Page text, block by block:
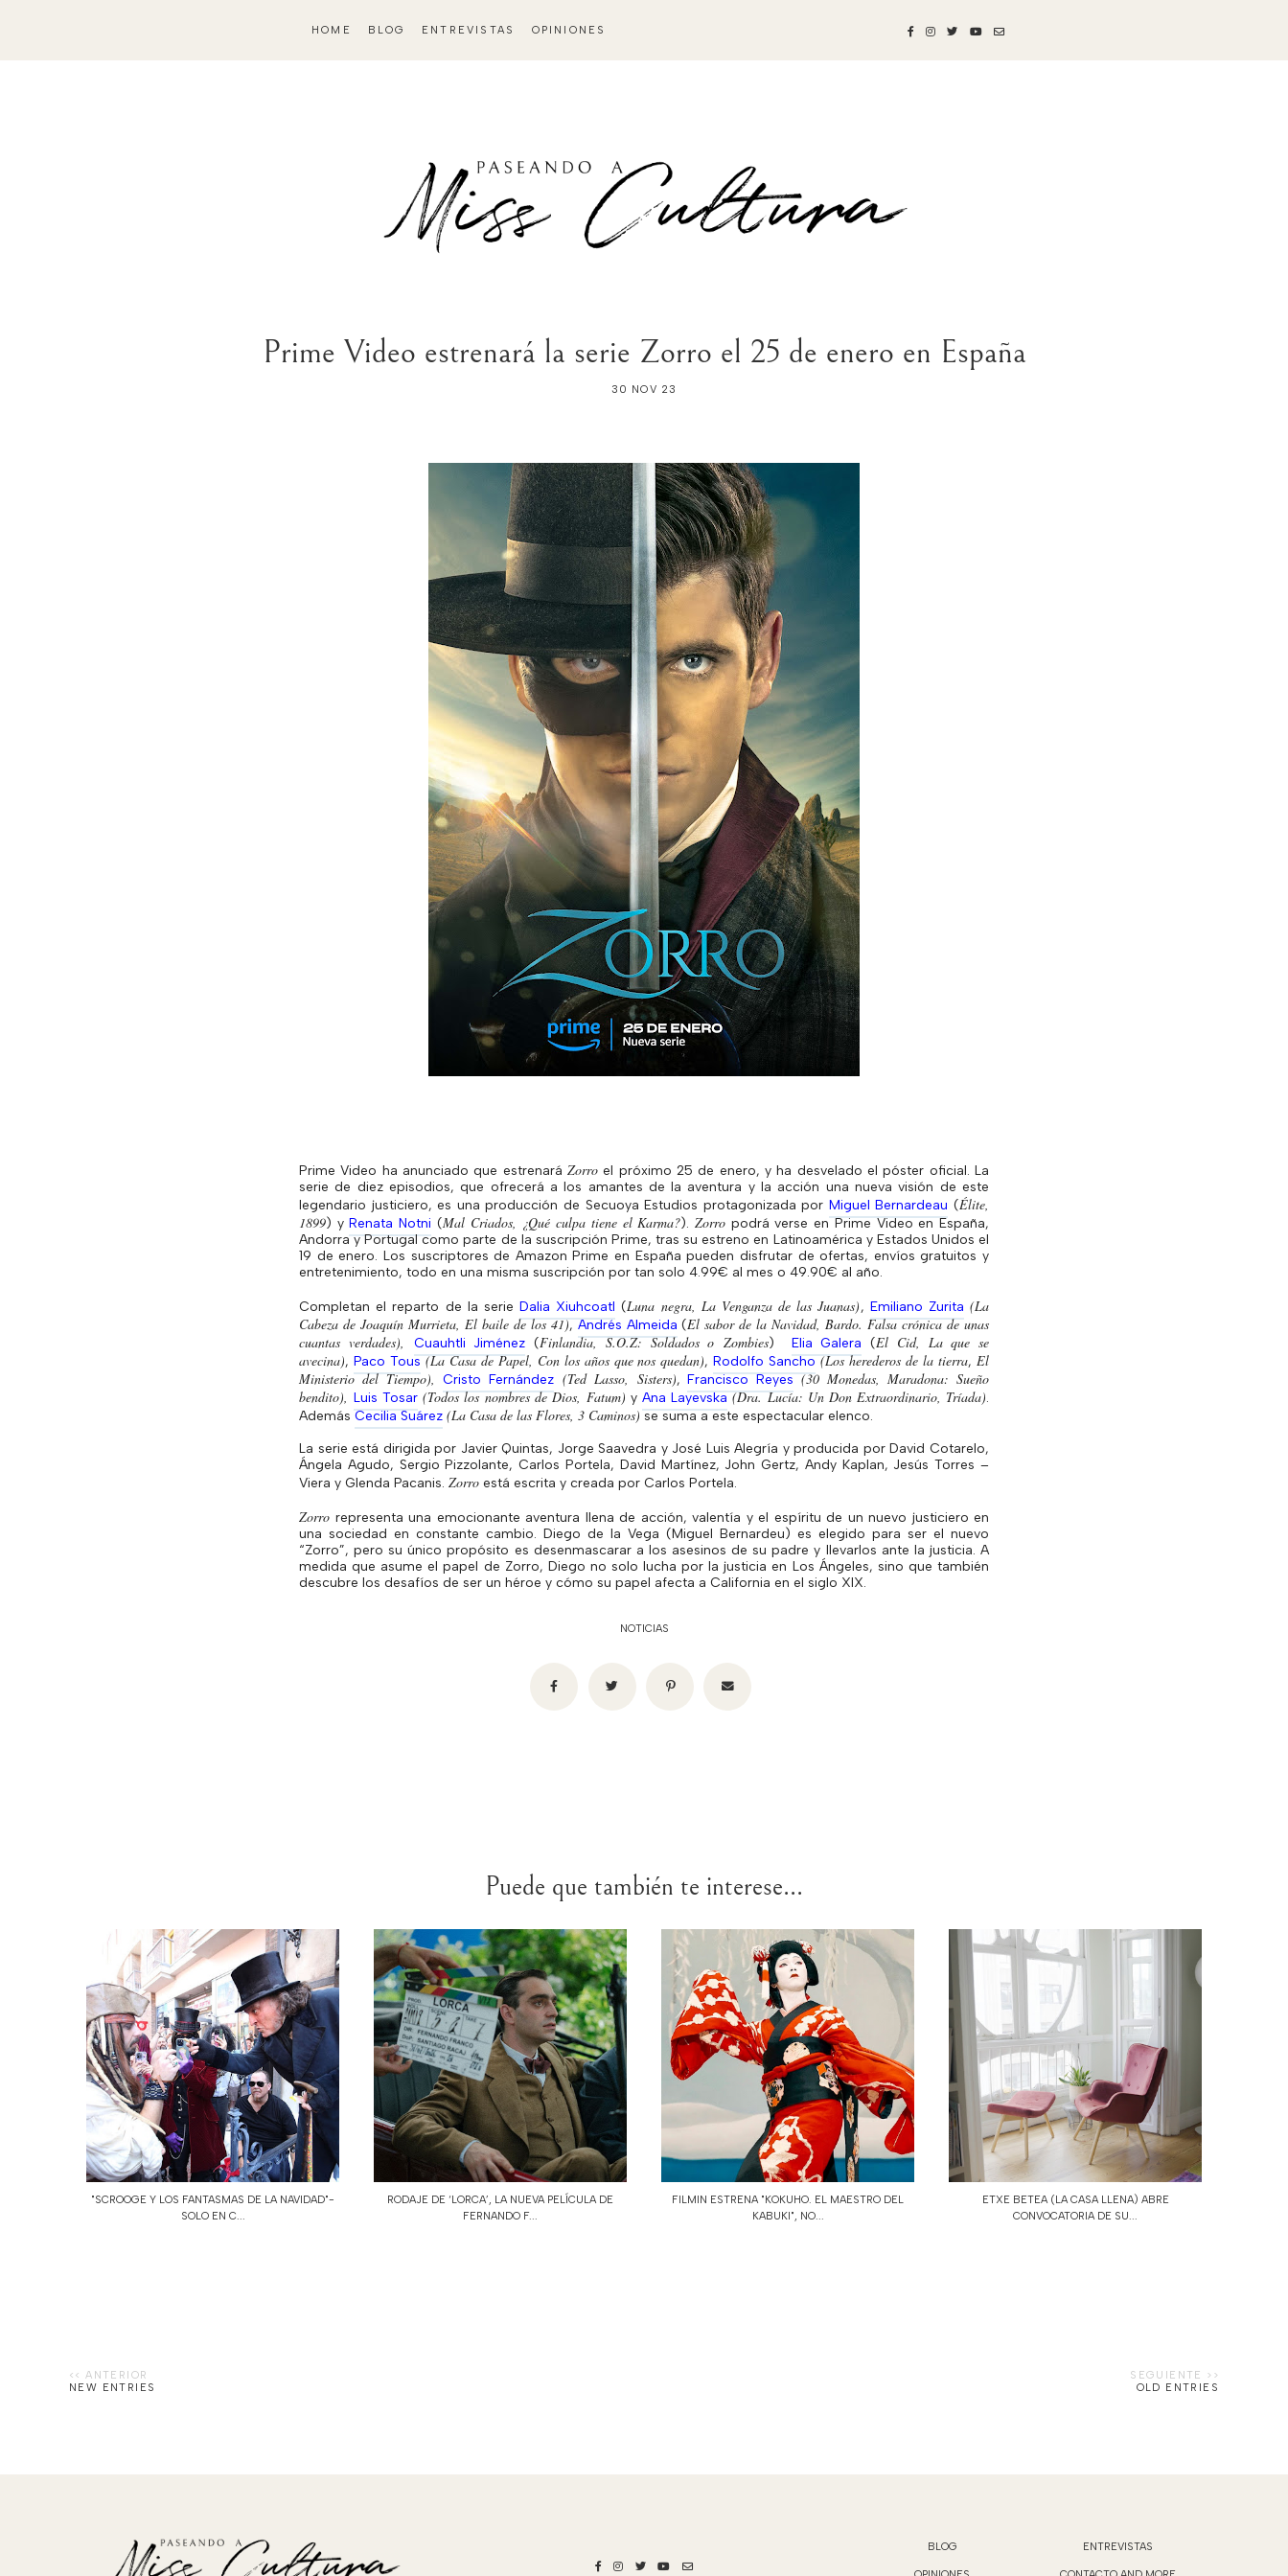
HOME BLOG ENTREVISTAS OPINIONES
Prime Video estrenará la serie Zorro el 25 de enero en España
30 NOV 23
Prime Video ha anunciado que estrenará Zorro el próximo 25 de enero, y ha desvelado el póster oficial. La
serie de diez episodios, que ofrecerá a los amantes de la aventura y la acción una nueva visión de este
legendario justiciero, es una producción de Secuoya Estudios protagonizada por MiguelBernardeau (Élite,
1899) yRenataNotni (Mal Criados, ¿Qué culpa tiene el Karma?). Zorro podrá verse en Prime Video en España,
Andorra y Portugal como parte de la suscripción Prime, tras su estreno en Latinoamérica y Estados Unidos el
19 de enero. Los suscriptores de Amazon Prime en España pueden disfrutar de ofertas, envíos gratuitos y
entretenimiento, todo en una misma suscripción por tan solo 4.99€ al mes o 49.90€ al año.
Completan el reparto de la serieDalia Xiuhcoatl (Luna negra, La Venganza de las Juanas), Emiliano Zurita (La
Cabeza de Joaquín Murrieta, El baile de los 41),Andrés Almeida (El sabor de la Navidad, Bardo. Falsa crónica de unas
cuantas verdades), Cuauhtli Jiménez (Finlandia, S.O.Z: Soldados o Zombies) Elia Galera (El Cid, La que se
avecina), Paco Tous (La Casa de Papel, Con los años que nos quedan),Rodolfo Sancho (Los herederos de la tierra,El
Ministerio del Tiempo), Cristo Fernández(Ted Lasso, Sisters),Francisco Reyes (30 Monedas, Maradona: Sueño
bendito),LuisTosar (Todos los nombres de Dios, Fatum) yAnaLayevska (Dra. Lucía: Un Don Extraordinario, Tríada).
AdemásCecilia Suárez (La Casa de las Flores, 3 Caminos)se suma a este espectacular elenco.
La serie está dirigida por Javier Quintas, Jorge Saavedra y José Luis Alegría y producida por David Cotarelo,
Ángela Agudo, SergioPizzolante, Carlos Portela, David Martínez, JohnGertz, Andy Kaplan, Jesús Torres –
Viera y Glenda Pacanis. Zorro está escrita y creada por Carlos Portela.
Zorro representa una emocionante aventura llena de acción, valentía y el espíritu de un nuevo justiciero en
una sociedad en constante cambio. Diego de la Vega (Miguel Bernardeu) es elegido para ser el nuevo
“Zorro”, pero su único propósito es desenmascarar a los asesinos de su padre y llevarlos ante la justicia. A
medida que asume el papel de Zorro, Diego no solo lucha por la justicia en Los Ángeles, sino que también
descubre los desafíos de ser un héroe y cómo su papel afecta a California en el siglo XIX.
NOTICIAS
Puede que también te interese...
"SCROOGE Y LOS FANTASMAS DE LA NAVIDAD"-
SOLO EN C...
RODAJE DE ‘LORCA’, LA NUEVA PELÍCULA DE
FERNANDO F...
FILMIN ESTRENA "KOKUHO. EL MAESTRO DEL
KABUKI", NO...
ETXE BETEA (LA CASA LLENA) ABRE
CONVOCATORIA DE SU...
NEW ENTRIES OLD ENTRIES
BLOG ENTREVISTAS